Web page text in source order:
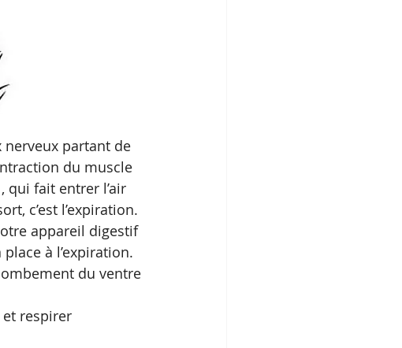
nerveux partant de
du muscle
qui fait entrer l’air
c’est l’expiration.
appareil digestif
à l’expiration.
du ventre
et respirer